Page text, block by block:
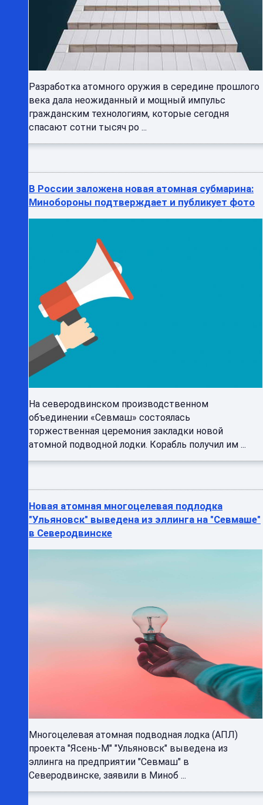
Разработка атомного оружия в середине прошлого
века дала неожиданный и мощный импульс
гражданским технологиям, которые сегодня
спасают сотни тысяч ро ...
В России заложена новая атомная субмарина:
Минобороны подтверждает и публикует фото
На северодвинском производственном
объединении «Севмаш» состоялась
торжественная церемония закладки новой
атомной подводной лодки. Корабль получил им ...
Новая атомная многоцелевая подлодка
"Ульяновск" выведена из эллинга на "Севмаше"
в Северодвинске
Многоцелевая атомная подводная лодка (АПЛ)
проекта "Ясень-М" "Ульяновск" выведена из
эллинга на предприятии "Севмаш" в
Северодвинске, заявили в Миноб ...